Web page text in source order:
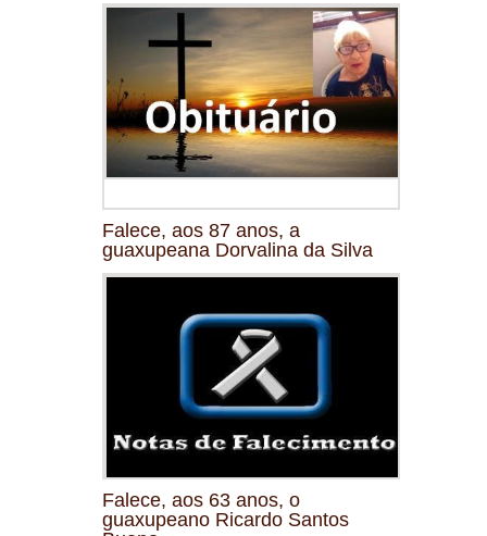
Falece, aos 87 anos, a
guaxupeana Dorvalina da Silva
Falece, aos 63 anos, o
guaxupeano Ricardo Santos